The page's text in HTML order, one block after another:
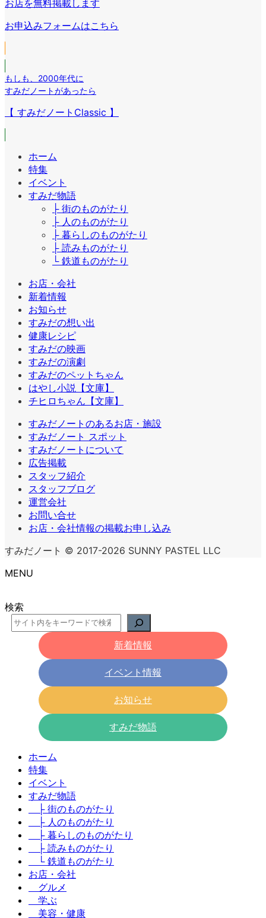
ク
ク
ン
ン
ク
お店を無料掲載します
お申込みフォームはこちら
もしも
2000年代に
すみだノートがあったら
【 すみだノートClassic 】
ホーム
特集
イベント
すみだ物語
├ 街のものがたり
├ 人のものがたり
├ 暮らしのものがたり
├ 読みものがたり
└ 鉄道ものがたり
お店・会社
新着情報
お知らせ
すみだの想い出
健康レシピ
すみだの映画
すみだの演劇
すみだのペットちゃん
はやし小説【文庫】
チヒロちゃん【文庫】
すみだノートのあるお店・施設
すみだノート スポット
すみだノートについて
広告掲載
スタッフ紹介
スタッフブログ
運営会社
お問い合せ
お店・会社情報の掲載お申し込み
すみだノート © 2017-2026 SUNNY PASTEL LLC
MENU
検索
新着情報
イベント情報
お知らせ
すみだ物語
ホーム
特集
イベント
すみだ物語
├ 街のものがたり
├ 人のものがたり
├ 暮らしのものがたり
├ 読みものがたり
└ 鉄道ものがたり
お店・会社
グルメ
学ぶ
美容・健康